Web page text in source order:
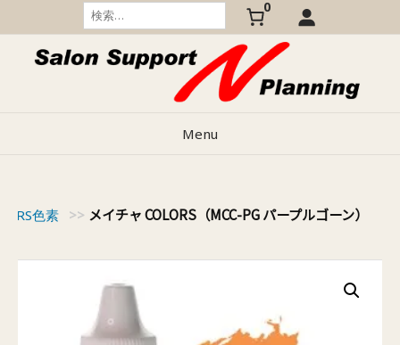
to
content
検
索:
0
Menu
色素 >> メイチャ COLORS（MCC-PG パープルゴーン）